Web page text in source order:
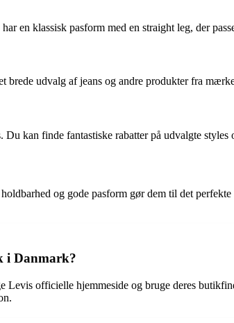
en klassisk pasform med en straight leg, der
udvalg af jeans og andre produkter fra
kan finde fantastiske rabatter på udvalgte styles
og gode pasform gør dem til det
i Danmark?
Levis officielle hjemmeside og bruge deres